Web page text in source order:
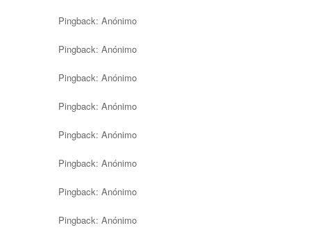
Pingback: Anónimo
Pingback: Anónimo
Pingback: Anónimo
Pingback: Anónimo
Pingback: Anónimo
Pingback: Anónimo
Pingback: Anónimo
Pingback: Anónimo